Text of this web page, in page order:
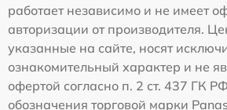
работает независимо и не имеет
авторизации от производителя.
указанные на сайте, носят
ознакомительный характер и не
офертой согласно п. 2 ст. 437 ГК
обозначения торговой марки